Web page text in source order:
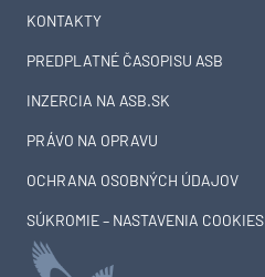
KONTAKTY
PREDPLATNÉ ČASOPISU ASB
INZERCIA NA ASB.SK
PRÁVO NA OPRAVU
OCHRANA OSOBNÝCH ÚDAJOV
SÚKROMIE – NASTAVENIA COOKIES